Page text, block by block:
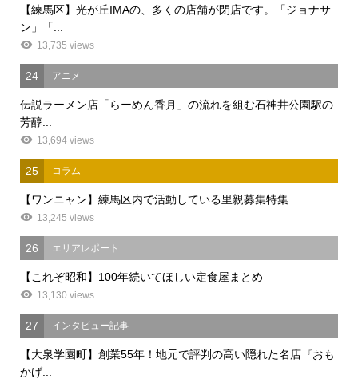
【練馬区】光が丘IMAの、多くの店舗が閉店です。「ジョナサ
ン」「...
13,735 views
24 アニメ
伝説ラーメン店「らーめん香月」の流れを組む石神井公園駅の
芳醇...
13,694 views
25 コラム
【ワンニャン】練馬区内で活動している里親募集特集
13,245 views
26 エリアレポート
【これぞ昭和】100年続いてほしい定食屋まとめ
13,130 views
27 インタビュー記事
【大泉学園町】創業55年！地元で評判の高い隠れた名店『おも
かげ...